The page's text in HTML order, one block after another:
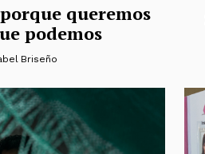
queremos
podemos
Briseño